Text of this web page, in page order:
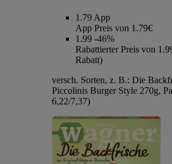
1.79 App
App Preis von 1.79€
1.99 -46%
Rabattierter Preis von
Rabatt)
versch. Sorten, z. B.: Die
Piccolinis Burger Style 270g,
6,22/7,37)